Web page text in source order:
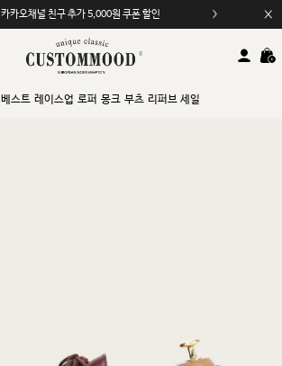
카카오채널 친구 추가 5,000원 쿠폰 할인
모바일 앱 자동 2,000원 할인
베스트 레이스업 로퍼 몽크 부츠 리퍼브 세일